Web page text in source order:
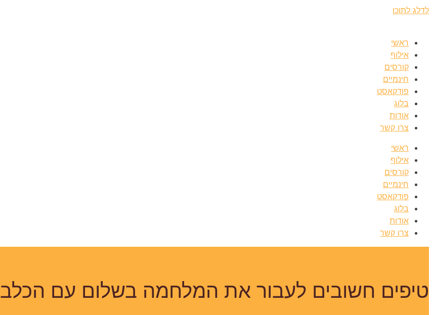
לדלג לתוכן
ראשי
אילוף
קורסים
חינמיים
פודקאסט
בלוג
אודות
צרו קשר
ראשי
אילוף
קורסים
חינמיים
פודקאסט
בלוג
אודות
צרו קשר
טיפים חשובים לעבור את המלחמה בשלום עם הכלב